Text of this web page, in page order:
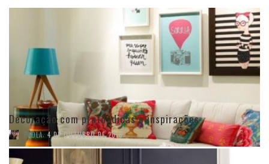
Decoração com preto: dicas e inspirações
PAOLA, 4 DE OUTUBRO DE 2018